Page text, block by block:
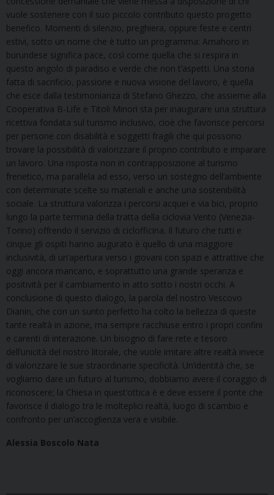
vuole sostenere con il suo piccolo contributo questo progetto
benefico. Momenti di silenzio, preghiera, oppure feste e centri
estivi, sotto un nome che è tutto un programma: Amahoro in
burundese significa pace, così come quella che si respira in
questo angolo di paradiso e verde che non t’aspetti. Una storia
fatta di sacrificio, passione e nuova visione del lavoro, è quella
che esce dalla testimonianza di Stefano Ghezzo, che assieme alla
Cooperativa B-Life e Titoli Minori sta per inaugurare una struttura
ricettiva fondata sul turismo inclusivo, cioè che favorisce percorsi
per persone con disabilità e soggetti fragili che qui possono
trovare la possibilità di valorizzare il proprio contributo e imparare
un lavoro. Una risposta non in contrapposizione al turismo
frenetico, ma parallela ad esso, verso un sostegno dell’ambiente
con determinate scelte su materiali e anche una sostenibilità
sociale. La struttura valorizza i percorsi acquei e via bici, proprio
lungo la parte termina della tratta della ciclovia Vento (Venezia-
Torino) offrendo il servizio di ciclofficina. Il futuro che tutti e
cinque gli ospiti hanno augurato è quello di una maggiore
inclusività, di un’apertura verso i giovani con spazi e attrattive che
oggi ancora mancano, e soprattutto una grande speranza e
positività per il cambiamento in atto sotto i nostri occhi. A
conclusione di questo dialogo, la parola del nostro Vescovo
Dianin, che con un sunto perfetto ha colto la bellezza di queste
tante realtà in azione, ma sempre racchiuse entro i propri confini
e carenti di interazione. Un bisogno di fare rete e tesoro
dell’unicità del nostro litorale, che vuole imitare altre realtà invece
di valorizzare le sue straordinarie specificità. Un’identità che, se
vogliamo dare un futuro al turismo, dobbiamo avere il coraggio di
riconoscere; la Chiesa in quest’ottica è e deve essere il ponte che
favorisce il dialogo tra le molteplici realtà, luogo di scambio e
confronto per un’accoglienza vera e visibile.
Alessia Boscolo Nata